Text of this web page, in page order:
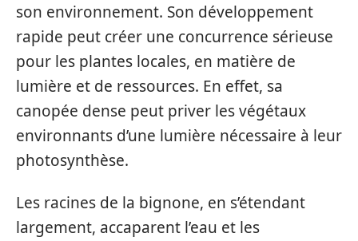
son environnement. Son développement
rapide peut créer une concurrence sérieuse
pour les plantes locales, en matière de
lumière et de ressources. En effet, sa
canopée dense peut priver les végétaux
environnants d’une lumière nécessaire à leur
photosynthèse.
Les racines de la bignone, en s’étendant
largement, accaparent l’eau et les